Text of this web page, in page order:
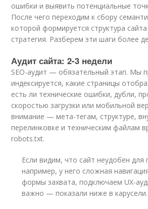
ошибки и выявить потенциальные
После чего переходим к сбору
которой формируется структура
стратегия. Разберем эти шаги более
Аудит сайта: 2-3 недели
SEO-аудит — обязательный этап. Мы
индексируется, какие страницы
есть ли технические ошибки, дубли,
скоростью загрузки или мобильной
внимание — мета-тегам, структуре,
перелинковке и техническим файлам
robots.txt.
Если видим, что сайт неудобен для
например, у него сложная
формы захвата, подключаем UX-
важно — показали ниже в карусели.